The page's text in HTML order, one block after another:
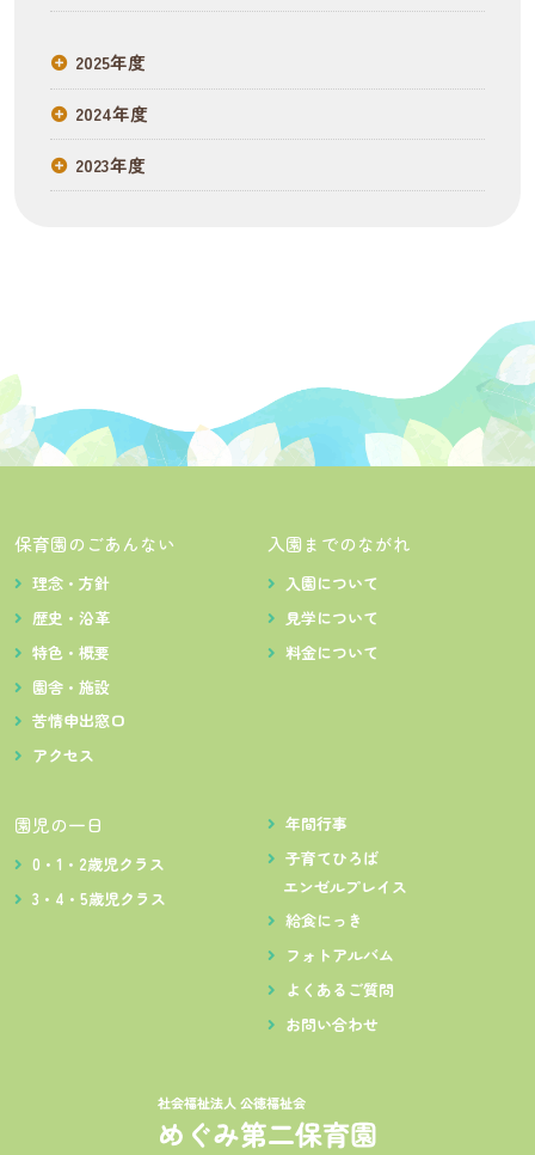
2025年度
2024年度
2023年度
保育園のごあんない
理念・方針
歴史・沿革
特色・概要
園舎・施設
苦情申出窓口
アクセス
入園までのながれ
入園について
見学について
料金について
園児の一日
0・1・2歳児クラス
3・4・5歳児クラス
年間行事
子育てひろば
エンゼルプレイス
給食にっき
フォトアルバム
よくあるご質問
お問い合わせ